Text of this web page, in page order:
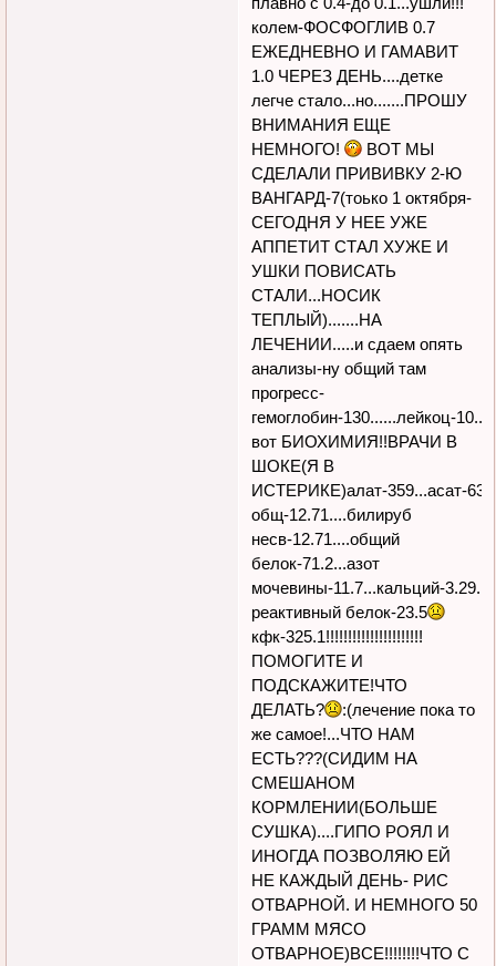
колем-ФОСФОГЛИВ 0.7
ЕЖЕДНЕВНО И ГАМАВИТ
1.0 ЧЕРЕЗ ДЕНЬ....детке
легче стало...но.......ПРОШУ
ВНИМАНИЯ ЕЩЕ
НЕМНОГО!
ВОТ МЫ
СДЕЛАЛИ ПРИВИВКУ 2-Ю
ВАНГАРД-7(тоько 1 октября-
СЕГОДНЯ У НЕЕ УЖЕ
АППЕТИТ СТАЛ ХУЖЕ И
УШКИ ПОВИСАТЬ
СТАЛИ...НОСИК
ТЕПЛЫЙ).......НА
ЛЕЧЕНИИ.....и сдаем опять
анализы-ну общий там
прогресс-
гемоглобин-130......лейкоц-
вот БИОХИМИЯ!!ВРАЧИ В
ШОКЕ(Я В
ИСТЕРИКЕ)алат-359...асат-
общ-12.71....билируб
несв-12.71....общий
белок-71.2...азот
мочевины-11.7...кальций-
реактивный белок-23.5
кфк-325.1!!!!!!!!!!!!!!!!!!!!!!
ПОМОГИТЕ И
ПОДСКАЖИТЕ!ЧТО
ДЕЛАТЬ?
:(лечение пока то
же самое!...ЧТО НАМ
ЕСТЬ???(СИДИМ НА
СМЕШАНОМ
КОРМЛЕНИИ(БОЛЬШЕ
СУШКА)....ГИПО РОЯЛ И
ИНОГДА ПОЗВОЛЯЮ ЕЙ
НЕ КАЖДЫЙ ДЕНЬ- РИС
ОТВАРНОЙ. И НЕМНОГО 50
ГРАММ МЯСО
ОТВАРНОЕ)ВСЕ!!!!!!!!ЧТО С